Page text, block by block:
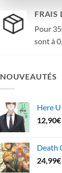
FRAIS
Pour
sont à
NOUVEAUTÉS
Here
12,90€
Death
24,99€